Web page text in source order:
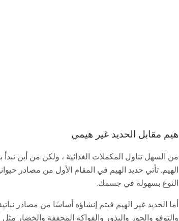
هيم مقابل الحديد غير هيمي
من السهل تناول المكملات الغذائية ، ولكن من أين
الهيم. تأتي حديد الهيم في المقام الأول من مصادر
النوع بسهولة في جسمك.
أما الحديد غير الهيم فيتم إنشاؤه أساسًا من مصادر
والتوفو والجوز والبذور والفواكه المجففة والخضار